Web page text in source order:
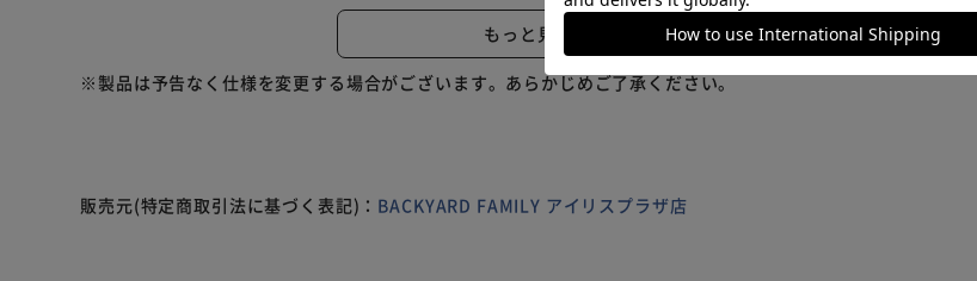
い気配りのディテール】 アルミ素材の内側に同系色の生地を重ねた、見た目と実用性を両立した保冷保温機能付
きの内装。 【安定感のある大径タイヤで快適走行】 静かでなめらかな引き心地を叶える大型タイヤ。段差にも強
く、快適なお出かけをサポート♪ 【折りたたみ可能で収納ラクラク】 使用しない時はワンタッチで折りたたみ
OK。玄関先にもすっきり収まるスリム設計。 【スマートにお買い物できて便利】 フレームのフックで店のカー
もっと見る
※製品は予告なく仕様を変更する場合がございます。あらかじめご了承ください。
販売元(特定商取引法に基づく表記)： BACKYARD FAMILY アイリスプラザ店